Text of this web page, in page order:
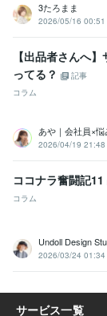
AI AI生成
中小企業
地方公
学歴
熊本県鹿本高校
熊本短期大学
3たろまま
2026/05/16 00:51
【出品者さんへ
ってる？
記事
コラム
あや｜会社員×
2026/04/19 21:48
ココナラ奮闘記11
コラム
Undoll Design
2026/03/24 01:34